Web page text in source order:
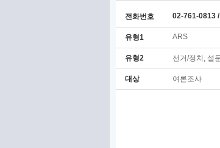
전화번호 02-761-0813
유형1 ARS
유형2 선거/정치, 설
대상 여론조사